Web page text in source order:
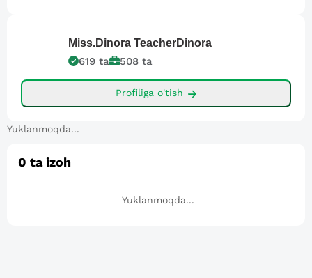
Miss.Dinora TeacherDinora
619 ta 508 ta
Profiliga o'tish
Yuklanmoqda...
0 ta izoh
Yuklanmoqda...